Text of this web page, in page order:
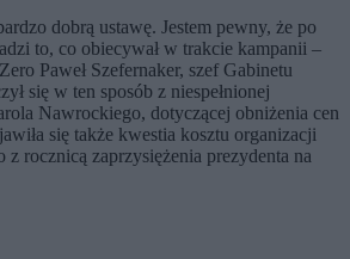
dobrą ustawę. Jestem pewny, że po
to, co obiecywał w trakcie kampanii –
Paweł Szefernaker, szef Gabinetu
się w ten sposób z niespełnionej
Nawrockiego, dotyczącej obniżenia cen
się także kwestia kosztu organizacji
z rocznicą zaprzysiężenia prezydenta na